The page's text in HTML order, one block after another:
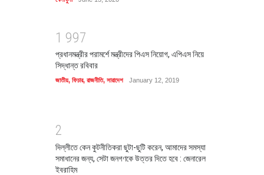
1 997
প্রধানমন্ত্রীর পরামর্শে মন্ত্রীদের পিএস নিয়োগ, এপিএস নিয়ে
সিদ্ধান্ত রবিবার
জাতীয়, ফিচার, রাজনীতি, সারাদেশ January 12, 2019
2
দিল্লীতে কেন কুটনীতিকরা ছুটা-ছুটি করেন, আমাদের সমস্যা
সমাধানের জন্য, সেটা জনগণকে উত্তর দিতে হবে : জেনারেল
ইবরাহিম